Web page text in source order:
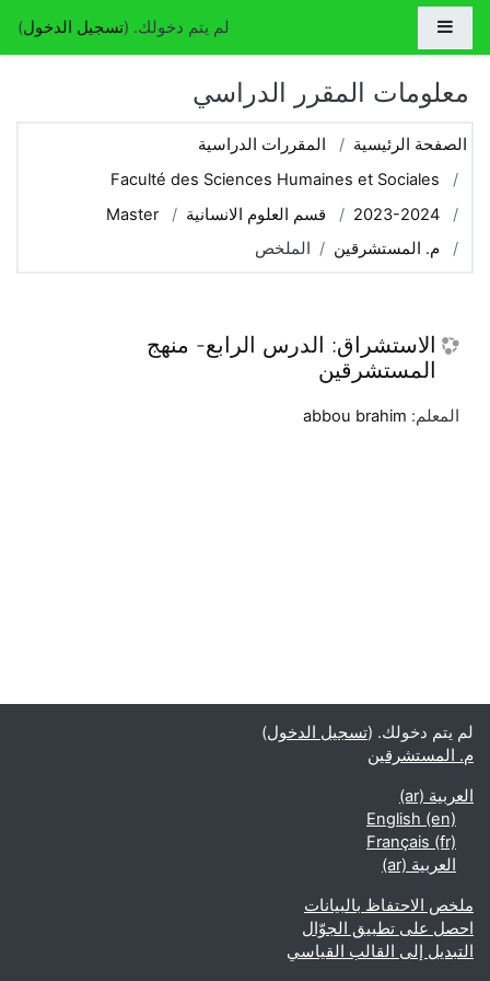
تجاوز إلى المحتوى الرئيسي
لم يتم دخولك. (تسجيل الدخول)
معلومات المقرر الدراسي
الصفحة الرئيسية
المقررات الدراسية
Faculté des Sciences Humaines et Sociales
2023-2024
قسم العلوم الانسانية
Master
م. المستشرقين
الملخص
الاستشراق: الدرس الرابع- منهج
المستشرقين
المعلم: abbou brahim
لم يتم دخولك. (تسجيل الدخول)
م. المستشرقين
العربية ‎(ar)‎
English ‎(en)‎
Français ‎(fr)‎
العربية ‎(ar)‎
ملخص الاحتفاظ بالبيانات
احصل على تطبيق الجوّال
التبديل إلى القالب القياسي